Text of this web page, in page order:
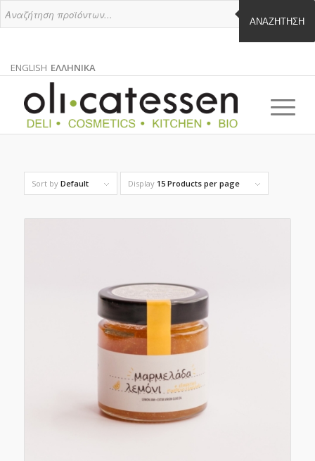
ΑΝΑΖΉΤΗΣΗ
ENGLISH
ΑΓΓΛΙΚΑ
ΕΛΛΗΝΙΚΑ
ΕΛΛΗΝΙΚΑ
EL
Sort by Default Display 15 Products per page